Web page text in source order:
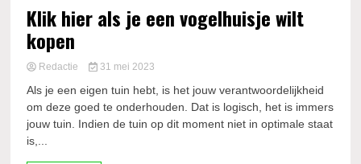
Klik hier als je een vogelhuisje wilt
kopen
Redactie 31 mei 2023
Als je een eigen tuin hebt, is het jouw verantwoordelijkheid
om deze goed te onderhouden. Dat is logisch, het is immers
jouw tuin. Indien de tuin op dit moment niet in optimale staat
is,...